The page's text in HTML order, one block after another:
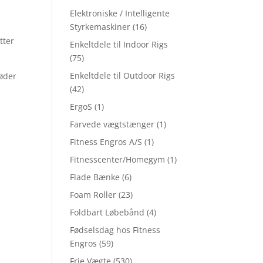
Elektroniske / Intelligente
Styrkemaskiner (16)
Enkeltdele til Indoor Rigs
(75)
Enkeltdele til Outdoor Rigs
(42)
ErgoS (1)
Farvede vægtstænger (1)
Fitness Engros A/S (1)
Fitnesscenter/Homegym (1)
Flade Bænke (6)
Foam Roller (23)
Foldbart Løbebånd (4)
Fødselsdag hos Fitness
Engros (59)